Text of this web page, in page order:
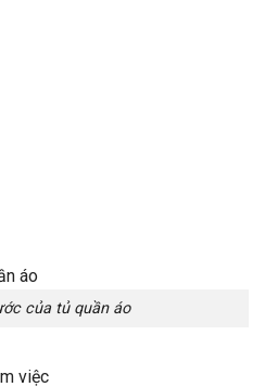
của tủ quần áo